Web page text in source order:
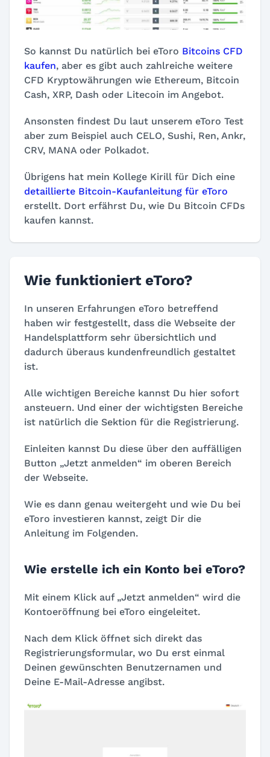
So kannst Du natürlich bei eToro Bitcoins CFD
kaufen, aber es gibt auch zahlreiche weitere
CFD Kryptowährungen wie Ethereum, Bitcoin
Cash, XRP, Dash oder Litecoin im Angebot.
Ansonsten findest Du laut unserem eToro Test
aber zum Beispiel auch CELO, Sushi, Ren, Ankr,
CRV, MANA oder Polkadot.
Übrigens hat mein Kollege Kirill für Dich eine
detaillierte Bitcoin-Kaufanleitung für eToro
erstellt. Dort erfährst Du, wie Du Bitcoin CFDs
kaufen kannst.
Wie funktioniert eToro?
In unseren Erfahrungen eToro betreffend
haben wir festgestellt, dass die Webseite der
Handelsplattform sehr übersichtlich und
dadurch überaus kundenfreundlich gestaltet
ist.
Alle wichtigen Bereiche kannst Du hier sofort
ansteuern. Und einer der wichtigsten Bereiche
ist natürlich die Sektion für die Registrierung.
Einleiten kannst Du diese über den auffälligen
Button „Jetzt anmelden“ im oberen Bereich
der Webseite.
Wie es dann genau weitergeht und wie Du bei
eToro investieren kannst, zeigt Dir die
Anleitung im Folgenden.
Wie erstelle ich ein Konto bei eToro?
Mit einem Klick auf „Jetzt anmelden“ wird die
Kontoeröffnung bei eToro eingeleitet.
Nach dem Klick öffnet sich direkt das
Registrierungsformular, wo Du erst einmal
Deinen gewünschten Benutzernamen und
Deine E-Mail-Adresse angibst.